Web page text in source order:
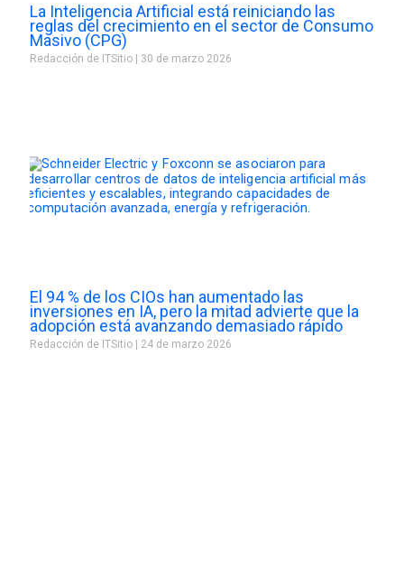
La Inteligencia Artificial está reiniciando las
reglas del crecimiento en el sector de Consumo
Masivo (CPG)
Redacción de ITSitio 30 de marzo 2026
El 94 % de los CIOs han aumentado las
inversiones en IA, pero la mitad advierte que la
adopción está avanzando demasiado rápido
Redacción de ITSitio 24 de marzo 2026